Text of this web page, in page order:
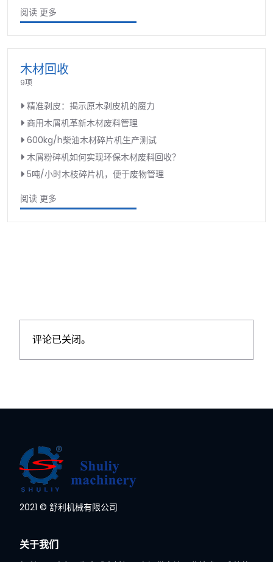
阅读 更多
木材回收
9项
精准剥皮：揭示原木剥皮机的魔力
商用木屑机革新木材废料管理
600kg/h柴油木材碎片机生产测试
木屑粉碎机如何实现环保木材废料回收？
5吨/小时木枝碎片机，便于废物管理
阅读 更多
评论已关闭。
2021 © 舒利机械有限公司
关于我们